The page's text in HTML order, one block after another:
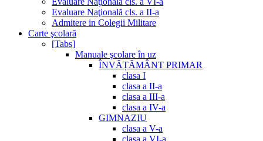
Evaluare Naţională cls. a II-a
Admitere in Colegii Militare
Carte şcolară
[Tabs]
Manuale şcolare în uz
ÎNVĂȚĂMÂNT PRIMAR
clasa I
clasa a II-a
clasa a III-a
clasa a IV-a
GIMNAZIU
clasa a V-a
clasa a VI-a